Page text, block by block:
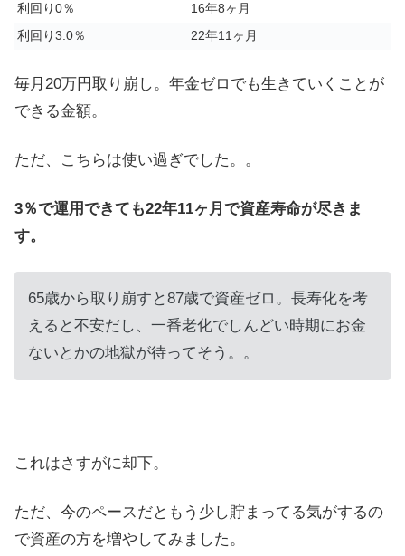
利回り0％
16年8ヶ月
利回り3.0％
22年11ヶ月
毎月20万円取り崩し。年金ゼロでも生きていくことが
できる金額。
ただ、こちらは使い過ぎでした。。
3％で運用できても22年11ヶ月で資産寿命が尽きま
す。
65歳から取り崩すと87歳で資産ゼロ。長寿化を考
えると不安だし、一番老化でしんどい時期にお金
ないとかの地獄が待ってそう。。
これはさすがに却下。
ただ、今のペースだともう少し貯まってる気がするの
で資産の方を増やしてみました。